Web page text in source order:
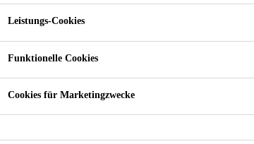
Lösung zur Abdichtung
Tankraumauskleidung. Unsere
um eine langfristige
Schutz der Gewässer und unserer
Leistungs-Cookies
Funktionelle Cookies
Cookies für Marketingzwecke